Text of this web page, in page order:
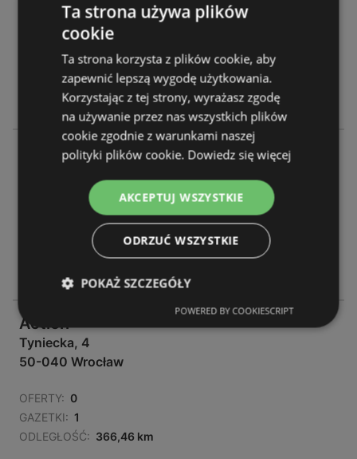
53-333 Wrocław
OFERTY: 0
GAZETKI: 1
ODLEGŁOŚĆ: 363,49 km
Action
50-559 Wrocław
Action
Tyniecka, 4
50-040 Wrocław
OFERTY: 0
GAZETKI: 1
ODLEGŁOŚĆ: 366,46 km
Ta strona używa plików
cookie
Ta strona korzysta z plików cookie, aby
zapewnić lepszą wygodę użytkowania.
Korzystając z tej strony, wyrażasz zgodę
na używanie przez nas wszystkich plików
cookie zgodnie z warunkami naszej
polityki plików cookie. Dowiedz się więcej
AKCEPTUJ WSZYSTKIE
ODRZUĆ WSZYSTKIE
POKAŻ SZCZEGÓŁY
POWERED BY COOKIESCRIPT